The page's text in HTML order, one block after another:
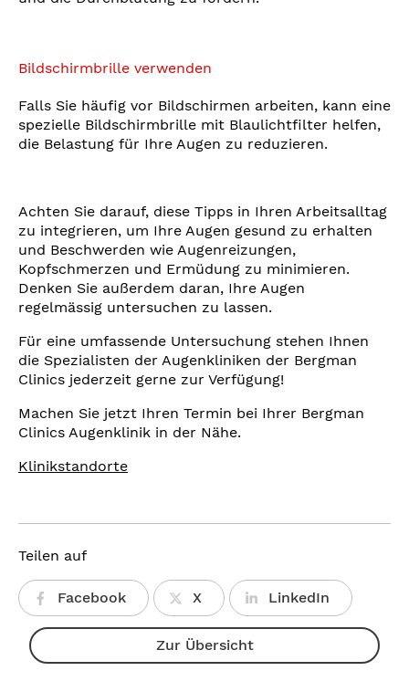
Bildschirmbrille verwenden
Falls Sie häufig vor Bildschirmen arbeiten, kann eine
spezielle Bildschirmbrille mit Blaulichtfilter helfen,
die Belastung für Ihre Augen zu reduzieren.
Achten Sie darauf, diese Tipps in Ihren Arbeitsalltag
zu integrieren, um Ihre Augen gesund zu erhalten
und Beschwerden wie Augenreizungen,
Kopfschmerzen und Ermüdung zu minimieren.
Denken Sie außerdem daran, Ihre Augen
regelmässig untersuchen zu lassen.
Für eine umfassende Untersuchung stehen Ihnen
die Spezialisten der Augenkliniken der Bergman
Clinics jederzeit gerne zur Verfügung!
Machen Sie jetzt Ihren Termin bei Ihrer Bergman
Clinics Augenklinik in der Nähe.
Klinikstandorte
Teilen auf
Facebook X LinkedIn
Zur Übersicht